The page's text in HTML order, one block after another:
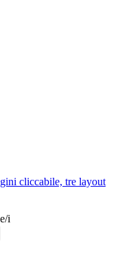
cliccabile, tre layout
i